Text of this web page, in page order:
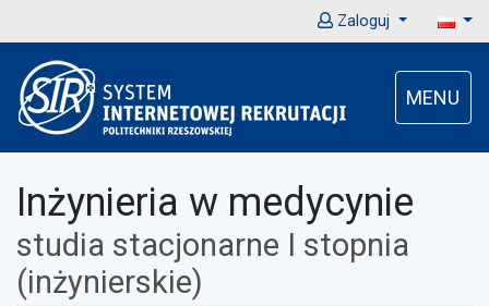
Zaloguj
MENU
Inżynieria w medycynie
studia stacjonarne I stopnia
(inżynierskie)